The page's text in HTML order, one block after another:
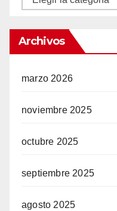
Archivos
marzo 2026
noviembre 2025
octubre 2025
septiembre 2025
agosto 2025